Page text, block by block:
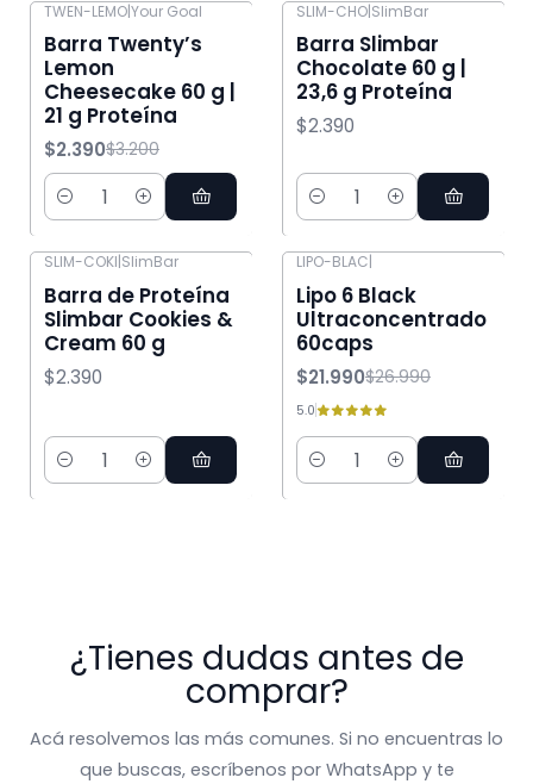
TWEN-LEMO|Your Goal
Barra Twenty’s
Lemon
Cheesecake 60 g |
21 g Proteína
$2.390$3.200
Cantidad
SLIM-CHO|SlimBar
Barra Slimbar
Chocolate 60 g |
23,6 g Proteína
$2.390
Cantidad
SLIM-COKI SlimBar
Barra de Proteína
Slimbar Cookies &
Cream 60 g
$2.390
Cantidad
LIPO-BLAC
Lipo 6 Black
Ultraconcentrado
60caps
$21.990$26.990
5.0
Cantidad
¿Tienes dudas antes de
comprar?
Acá resolvemos las más comunes. Si no encuentras lo
que buscas, escríbenos por WhatsApp y te